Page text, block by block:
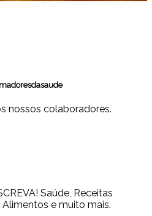
nossos colaboradores.
Saúde, Receitas
e muito mais.